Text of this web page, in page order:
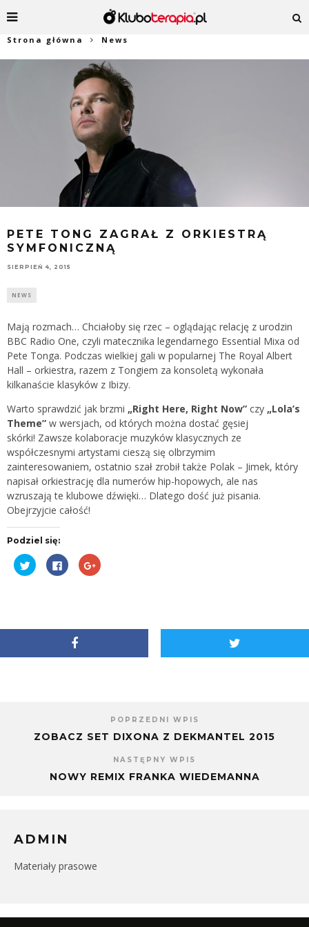
Strona główna News
PETE TONG ZAGRAŁ Z ORKIESTRĄ
SYMFONICZNĄ
SIERPIEŃ 4, 2015
NEWS
Mają rozmach… Chciałoby się rzec – oglądając relację z urodzin
BBC Radio One, czyli matecznika legendarnego Essential Mixa od
Pete Tonga. Podczas wielkiej gali w popularnej The Royal Albert
Hall – orkiestra, razem z Tongiem za konsoletą wykonała
kilkanaście klasyków z Ibizy.
Warto sprawdzić jak brzmi „Right Here, Right Now” czy „Lola’s
Theme” w wersjach, od których można dostać gęsiej
skórki! Zawsze kolaboracje muzyków klasycznych ze
współczesnymi artystami cieszą się olbrzymim
zainteresowaniem, ostatnio szał zrobił także Polak – Jimek, który
napisał orkiestrację dla numerów hip-hopowych, ale nas
wzruszają te klubowe dźwięki… Dlatego dość już pisania.
Obejrzyjcie całość!
Podziel się:
Udostępnij
na
Twitterze(Otwiera
Kliknij,
aby
udostępnić
oknie)
Kliknij,
aby
nowym
POPRZEDNI WPIS
ZOBACZ SET DIXONA Z DEKMANTEL 2015
NASTĘPNY WPIS
NOWY REMIX FRANKA WIEDEMANNA
ADMIN
Materiały prasowe